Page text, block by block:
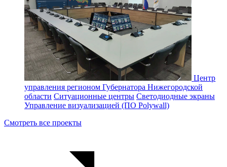
Центр
управления регионом Губернатора Нижегородской
области Ситуационные центры Светодиодные экраны
Управление визуализацией (ПО Polywall)
Смотреть все проекты